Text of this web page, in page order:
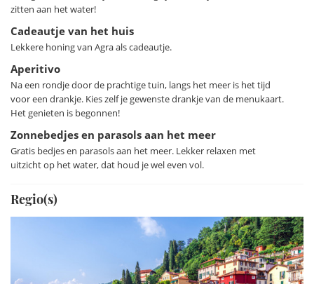
hotel. Het is een levendige stad aan de noordoever van het
publiek trekt.
Een van de belangrijkste steden is Stresa, gelegen aan de
westelijke en meest schilderachtige oever van Lago
Maggiore. Vanaf de Monte Mottarone heb je een fantastisch
uitzicht over zeven meren. Of bezoek hier de botanische tuin
- ‘Giardini Botanico Alpinia’.
Maar de grote trekkers hier zijn de prachtige Borromeïsche
met het 17e-eeuwse barokke Palazzo Bella, dat bekend staat
om de tuinen en kunstwerken. Isola Madre met Palazzo
Madre en de paraderende pauwen. En als laatste Isola dei
Pescatori, een bescheiden vissersdorp met uitstekende
zitten aan het water!
Cadeautje van het huis
Lekkere honing van Agra als cadeautje.
Aperitivo
Na een rondje door de prachtige tuin, langs het meer is het tijd
voor een drankje. Kies zelf je gewenste drankje van de menukaart.
Het genieten is begonnen!
Zonnebedjes en parasols aan het meer
Gratis bedjes en parasols aan het meer. Lekker relaxen met
uitzicht op het water, dat houd je wel even vol.
Regio(s)